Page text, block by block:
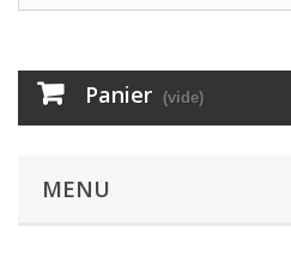
Panier (vide)
MENU